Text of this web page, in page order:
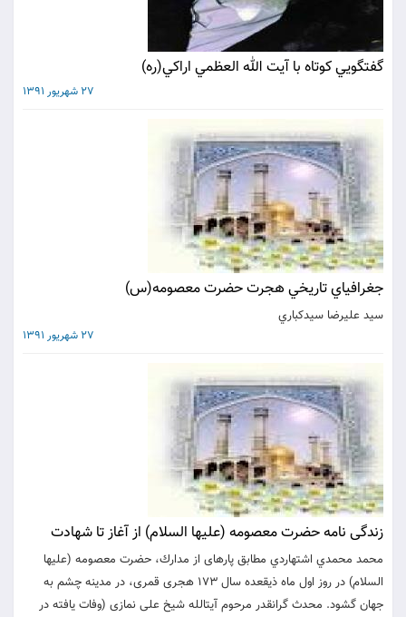
گفتگويي كوتاه با آيت الله العظمي اراكي(ره)
27 شهریور 1391
جغرافياي تاريخي هجرت حضرت معصومه(س)
سيد عليرضا سيدكباري
27 شهریور 1391
زندگى نامه حضرت معصومه (عليها السلام) از آغاز تا شهادت‏
محمد محمدي اشتهاردي مطابق پاره‏اى از مدارك، حضرت معصومه (عليها
السلام) در روز اول ماه ذيقعده سال 173 هجرى قمرى، در مدينه چشم به
جهان گشود. محدث گرانقدر مرحوم آيت‏الله شيخ على نمازى (وفات يافته در